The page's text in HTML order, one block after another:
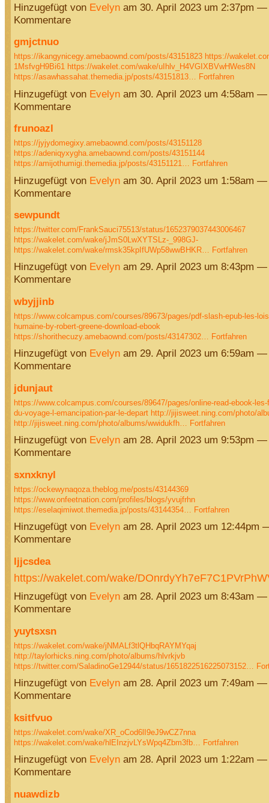
Hinzugefügt von Evelynam 30. April 2023 um 2:37pm —
Kommentare
gmjctnuo
https://ikangynicegy.amebaownd.com/posts/43151823 https://
1MsfvgH9Bi61 https://wakelet.com/wake/uIhlv_H4VGIXBVwHWes8N
https://asawhassahat.themedia.jp/posts/43151813… Fortfahren
Hinzugefügt von Evelynam 30. April 2023 um 4:58am —
Kommentare
frunoazl
https://jyjydomegixy.amebaownd.com/posts/43151128
https://adeniqyxygha.amebaownd.com/posts/43151144
https://amijothumigi.themedia.jp/posts/43151121… Fortfahren
Hinzugefügt von Evelynam 30. April 2023 um 1:58am —
Kommentare
sewpundt
https://twitter.com/FrankSauci75513/status/1652379037443006467
https://wakelet.com/wake/jJmS0LwXYTSLz-_998GJ-
https://wakelet.com/wake/rmsk35kpIfUWp58wwBHKR… Fortfahren
Hinzugefügt von Evelynam 29. April 2023 um 8:43pm —
Kommentare
wbyjjinb
https://www.colcampus.com/courses/89673/pages/pdf-slash-epub-les-
humaine-by-robert-greene-download-ebook
https://shorithecuzy.amebaownd.com/posts/43147302… Fortfahren
Hinzugefügt von Evelynam 29. April 2023 um 6:59am —
Kommentare
jdunjaut
https://www.colcampus.com/courses/89647/pages/online-read-ebook-
du-voyage-l-emancipation-par-le-depart http://jijisweet.ning.com/photo/
http://jijisweet.ning.com/photo/albums/wwidukfh… Fortfahren
Hinzugefügt von Evelynam 28. April 2023 um 9:53pm —
Kommentare
sxnxknyl
https://ockewynaqoza.theblog.me/posts/43144369
https://www.onfeetnation.com/profiles/blogs/yvujfrhn
https://eselaqimiwot.themedia.jp/posts/43144354… Fortfahren
Hinzugefügt von Evelynam 28. April 2023 um 12:44pm
Kommentare
ljjcsdea
https://wakelet.com/wake/
Hinzugefügt von Evelynam 28. April 2023 um 8:43am —
Kommentare
yuytsxsn
https://wakelet.com/wake/jNMALf3tlQHbqRAYMYqaj
http://taylorhicks.ning.com/photo/albums/hlvrkjvb
https://twitter.com/SaladinoGe12944/status/1651822516225073152…
Hinzugefügt von Evelynam 28. April 2023 um 7:49am —
Kommentare
ksitfvuo
https://wakelet.com/wake/XR_oCod6lI9eJ9wCZ7nna
https://wakelet.com/wake/hlEInzjvLYsWpq4Zbm3fb… Fortfahren
Hinzugefügt von Evelynam 28. April 2023 um 1:22am —
Kommentare
nuawdizb